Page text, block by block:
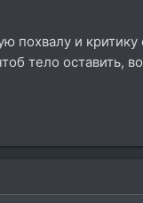
похвалу и
тело оставить,